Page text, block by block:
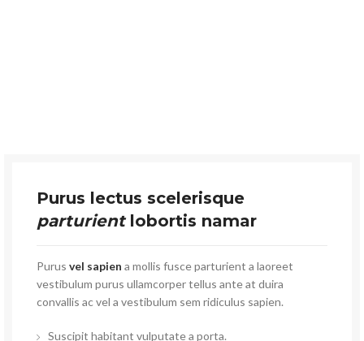
Purus lectus scelerisque
parturientlobortis namar
Purus vel sapien a mollis fusce parturient a laoreet
vestibulum purus ullamcorper tellus ante at duira
convallis ac vel a vestibulum sem ridiculus sapien.
Suscipit habitant vulputate a porta.